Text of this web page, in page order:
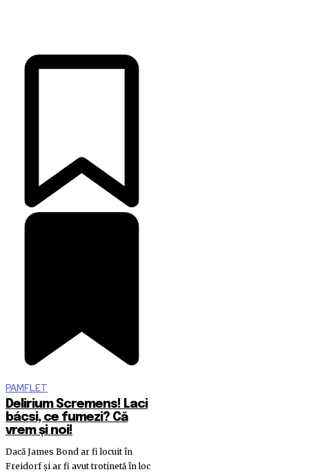
PAMFLET
Delirium Scremens! Laci
bácsi, ce fumezi? Că
vrem și noi!
Dacă James Bond ar fi locuit în
Freidorf și ar fi avut trotinetă în loc